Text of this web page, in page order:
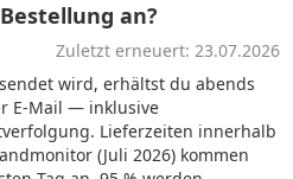
an?
Zuletzt erneuert: 23.07.2026
wird, erhältst du abends
E-Mail — inklusive
Lieferzeiten innerhalb
(Juli 2026) kommen